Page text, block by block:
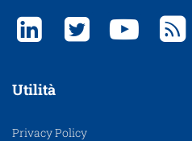
Utilità
Privacy Policy